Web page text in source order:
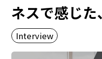
ネスで感じた
Interview